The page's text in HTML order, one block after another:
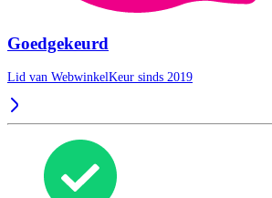
Goedgekeurd
Lid van WebwinkelKeur sinds 2019